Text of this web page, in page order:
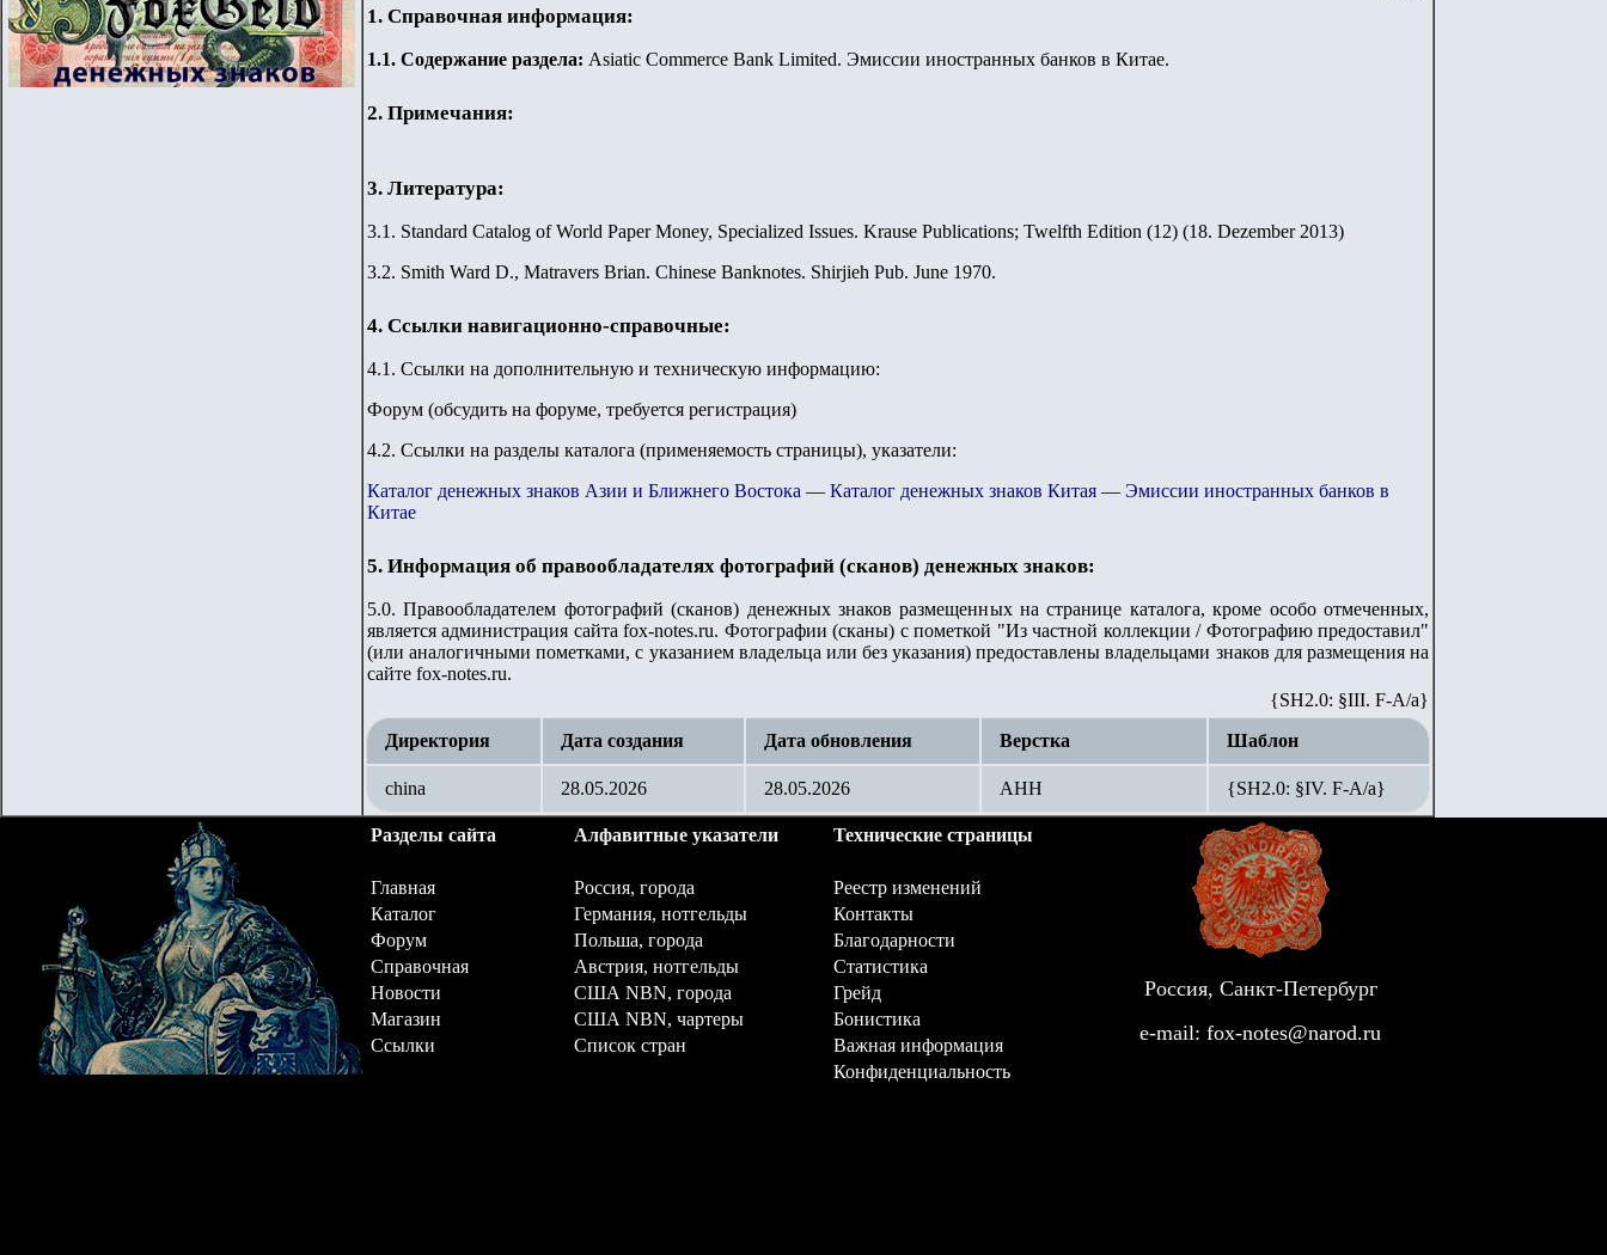
1. Справочная информация:
1.1. Содержание раздела: Asiatic Commerce Bank Limited. Эмиссии иностранных банков в Китае.
2. Примечания:
3. Литература:
3.1. Standard Catalog of World Paper Money, Specialized Issues. Krause Publications; Twelfth Edition (12) (18. Dezember 2013)
3.2. Smith Ward D., Matravers Brian. Chinese Banknotes. Shirjieh Pub. June 1970.
4. Ссылки навигационно-справочные:
4.1. Ссылки на дополнительную и техническую информацию:
Форум (обсудить на форуме, требуется регистрация)
4.2. Ссылки на разделы каталога (применяемость страницы), указатели:
Каталог денежных знаков Азии и Ближнего Востока — Каталог денежных знаков Китая — Эмиссии иностранных банков в
Китае
5. Информация об правообладателях фотографий (сканов) денежных знаков:
5.0. Правообладателем фотографий (сканов) денежных знаков размещенных на странице каталога, кроме особо отмеченных,
является администрация сайта fox-notes.ru. Фотографии (сканы) с пометкой "Из частной коллекции / Фотографию предоставил"
(или аналогичными пометками, с указанием владельца или без указания) предоставлены владельцами знаков для размещения на
сайте fox-notes.ru.
{SH2.0: §III. F-A/а}
Директория
Дата создания Дата обновления Верстка Шаблон
china 28.05.2026 28.05.2026 AHH {SH2.0: §IV. F-А/а}
Разделы сайта Алфавитные указатели Технические страницы
Главная Россия, города
Реестр изменений
Каталог
Германия, нотгельды
Контакты
Форум
Польша, города
Благодарности
Справочная
Австрия, нотгельды
Статистика
Новости
США NBN, города
Грейд
Магазин
США NBN, чартеры
Бонистика
Ссылки
Список стран
Важная информация
Конфиденциальность
Россия, Санкт-Петербург
e-mail: fox-notes@narod.ru